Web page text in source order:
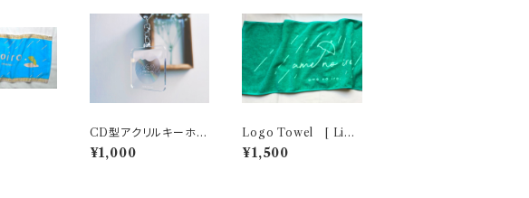
CD型アクリルキーホル
ダー
¥1,000
Logo Towel [ Ligh
t Green ]
¥1,500